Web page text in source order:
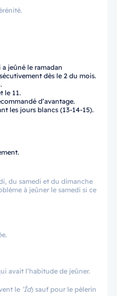
jeûné le ramadan
dès le 2 du mois.
le 11.
d’avantage.
les jours blancs (13-14-15).
du samedi et du dimanche
à jeûner le samedi si ce
avait l’habitude de jeûner.
le ’Îd) sauf pour le pèlerin